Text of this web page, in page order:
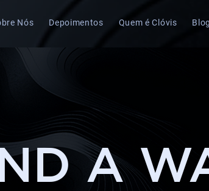
Nós Depoimentos Quem é Clóvis Blog
A